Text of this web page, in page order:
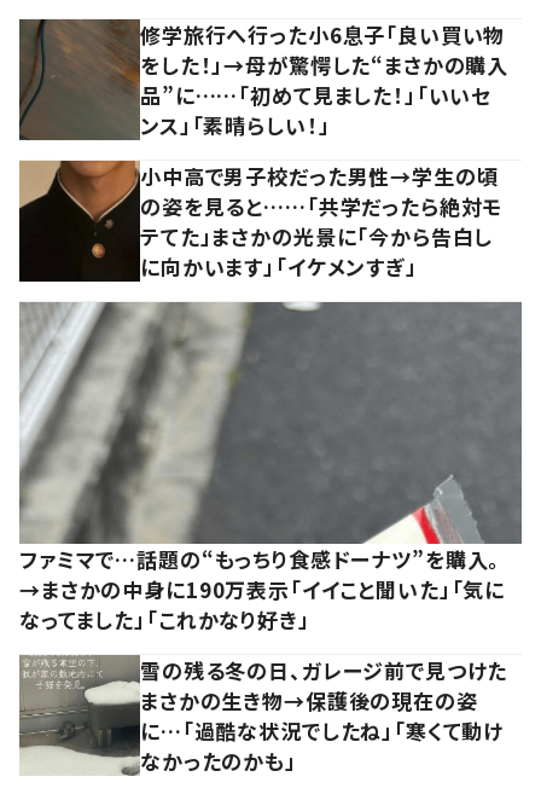
修学旅行へ行った小6息子「良い買い物
をした！」→母が驚愕した“まさかの購入
品”に……「初めて見ました！」「いいセ
ンス」「素晴らしい！」
小中高で男子校だった男性→学生の頃
の姿を見ると……「共学だったら絶対モ
テてた」まさかの光景に「今から告白し
に向かいます」「イケメンすぎ」
ファミマで…話題の“もっちり食感ドーナツ”を購入。
→まさかの中身に190万表示「イイこと聞いた」「気に
なってました」「これかなり好き」
雪の残る冬の日、ガレージ前で見つけた
まさかの生き物→保護後の現在の姿
に…「過酷な状況でしたね」「寒くて動け
なかったのかも」